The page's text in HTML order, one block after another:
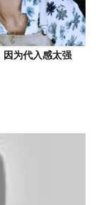
因为代入感太强